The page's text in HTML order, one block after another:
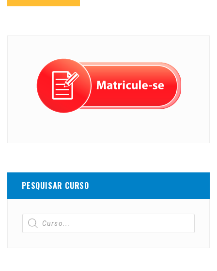
PESQUISAR CURSO